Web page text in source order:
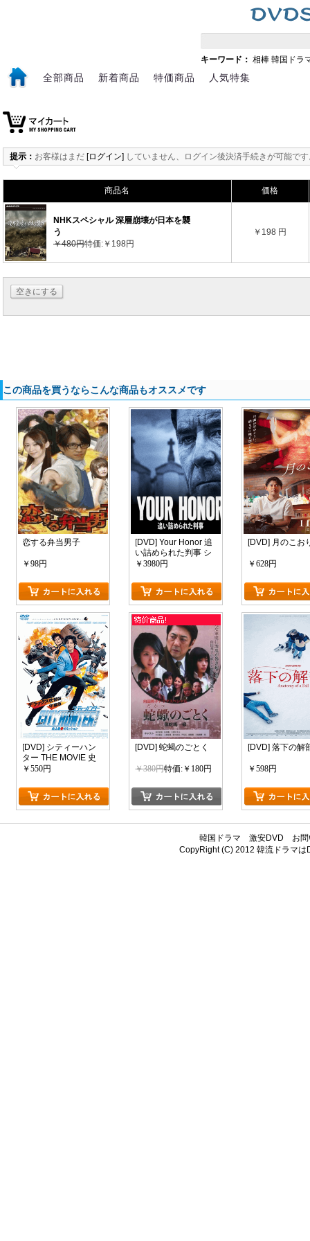
キーワード： 相棒 韓国ドラ
全部商品 新着商品 特価商品 人気特集
提示： お客様はまだ [ログイン] していません、ログイン後決済手続きが可能で
商品名 価格
NHKスペシャル 深層崩壊が日本を襲
う
￥480円特価:￥198円
￥198 円
空きにする
この商品を買うならこんな商品もオススメです
恋する弁当男子
￥98円
[DVD] Your Honor 追
い詰められた判事 シ
ーズン１
￥3980円
[DVD] 月のこお
￥628円
[DVD] シティーハン
ター THE MOVIE 史
上最香のミッション
￥550円
[DVD] 蛇蝎のごとく
￥380円特価:￥180円
[DVD] 落下の解
￥598円
韓国ドラマ 激安DVD
お
CopyRight (C) 2012韓流ドラマは